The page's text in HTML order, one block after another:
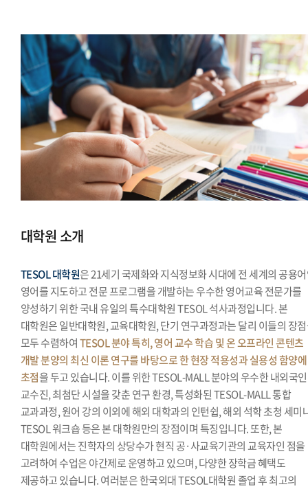
대학원 소개
TESOL 대학원은 21세기 국제화와 지식정보화 시대에 전 세계의 공용
영어를 지도하고 전문 프로그램을 개발하는 우수한 영어교육 전문가를
양성하기 위한 국내 유일의 특수대학원 TESOL 석사과정입니다. 본
대학원은 일반대학원, 교육대학원, 단기 연구과정과는 달리 이들의 장
모두 수렴하여TESOL 분야 특히, 영어 교수 학습 및 온 오프라인 콘텐츠
개발 분양의 최신 이론 연구를 바탕으로 한 현장 적용성과 실용성 함양에
초점을 두고 있습니다. 이를 위한 TESOL-MALL 분야의 우수한 내외국인
교수진, 최첨단 시설을 갖춘 연구 환경, 특성화된 TESOL-MALL 통합
교과과정, 원어 강의 이외에 해외 대학과의 인턴쉽, 해외 석학 초청 세미
TESOL 워크숍 등은 본 대학원만의 장점이며 특징입니다. 또한, 본
대학원에서는 진학자의 상당수가 현직 공·사교육기관의 교육자인 점을
고려하여 수업은 야간제로 운영하고 있으며, 다양한 장학금 혜택도
제공하고 있습니다. 여러분은 한국외대 TESOL대학원 졸업 후 최고의